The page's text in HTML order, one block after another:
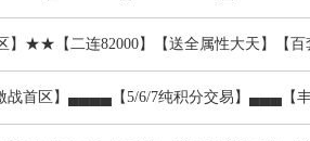
★★【二连82000】【送全属性大天】【百
战首区】▄▄▄▄【5/6/7纯积分交易】▄▄▄【